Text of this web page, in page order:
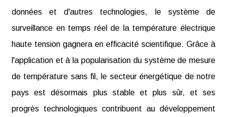
données et d'autres technologies, le système de
surveillance en temps réel de la température électrique
haute tension gagnera en efficacité scientifique. Grâce à
l'application et à la popularisation du système de mesure
de température sans fil, le secteur énergétique de notre
pays est désormais plus stable et plus sûr, et ses
progrès technologiques contribuent au développement